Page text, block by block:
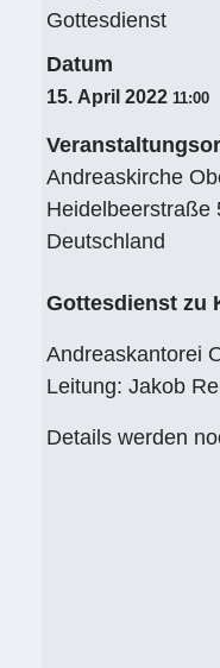
Gottesdienst
Datum
15. April 2022 11:00
Andreaskirche
Heidelbeerstraße
Deutschland
Gottesdienst zu
Andreaskantorei
Leitung: Jakob
Details werden